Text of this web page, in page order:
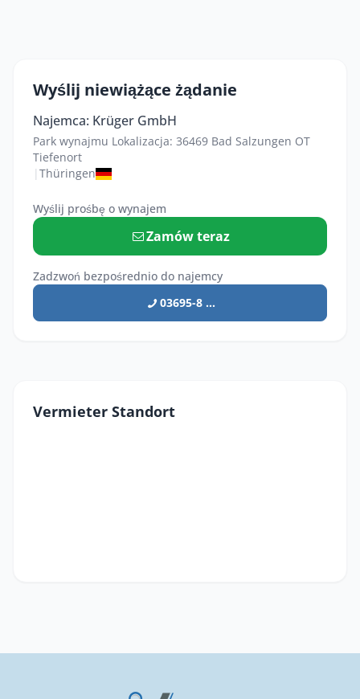
Wyślij niewiążące żądanie
Najemca: Krüger GmbH
Park wynajmu Lokalizacja: 36469 Bad Salzungen OT
Tiefenort
| Thüringen
Wyślij prośbę o wynajem
Zamów teraz
Zadzwoń bezpośrednio do najemcy
03695-8 ...
Vermieter Standort